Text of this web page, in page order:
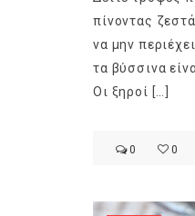
πίνοντας
να μην
τα βύσσινα
Οι ξηροί […]
0 0